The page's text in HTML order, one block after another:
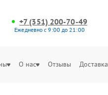
+7 (351) 200-70-49
Ежедневно с 9:00 до 21:00
О нас Отзывы Доставка